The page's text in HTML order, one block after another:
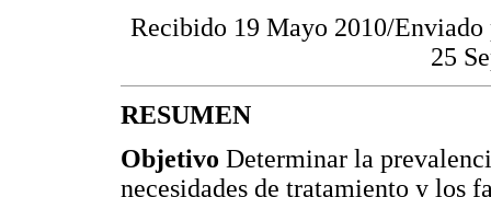
Recibido 19 Mayo 2010/
25
RESUMEN
Objetivo Determinar la
necesidades de tratamiento y los